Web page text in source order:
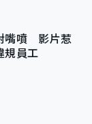
嘴噴 影片惹
規員工